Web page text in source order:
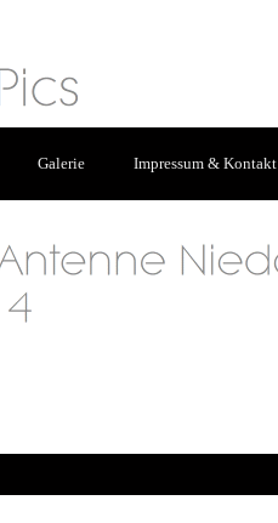
Galerie Impressum & Kontakt